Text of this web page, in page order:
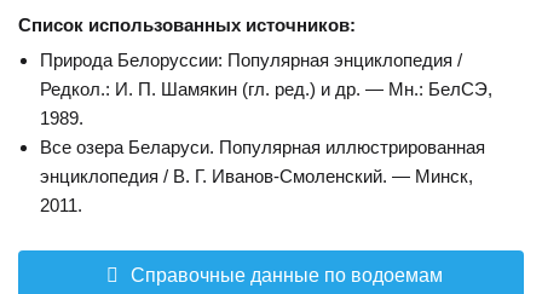
Список использованных источников:
Природа Белоруссии: Популярная энциклопедия /
Редкол.: И. П. Шамякин (гл. ред.) и др. — Мн.: БелСЭ,
1989.
Все озера Беларуси. Популярная иллюстрированная
энциклопедия / В. Г. Иванов-Смоленский. — Минск,
2011.
Справочные данные по водоемам